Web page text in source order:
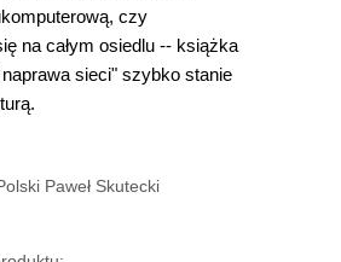
czy
na całym osiedlu -- książka
sieci" szybko stanie
Paweł Skutecki